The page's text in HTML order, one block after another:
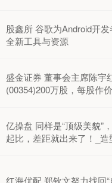
股鑫所 谷歌为Android开
全新工具与资源
盛金证券 董事会主席陈宇
(00354)200万股，每股作
亿操盘 同样是“顶级美貌”
起比，差距就出来了！_造
红海优配 郑钦文努力找回“